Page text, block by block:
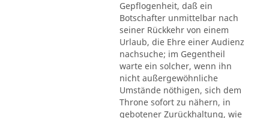
Gepflogenheit, daß ein
Botschafter unmittelbar nach
seiner Rückkehr von einem
Urlaub, die Ehre einer Audienz
nachsuche; im Gegentheil
warte ein solcher, wenn ihn
nicht außergewöhnliche
Umstände nöthigen, sich dem
Throne sofort zu nähern, in
gebotener Zurückhaltung, wie